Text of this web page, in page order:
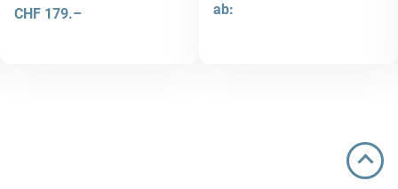
CHF 179.– ab: